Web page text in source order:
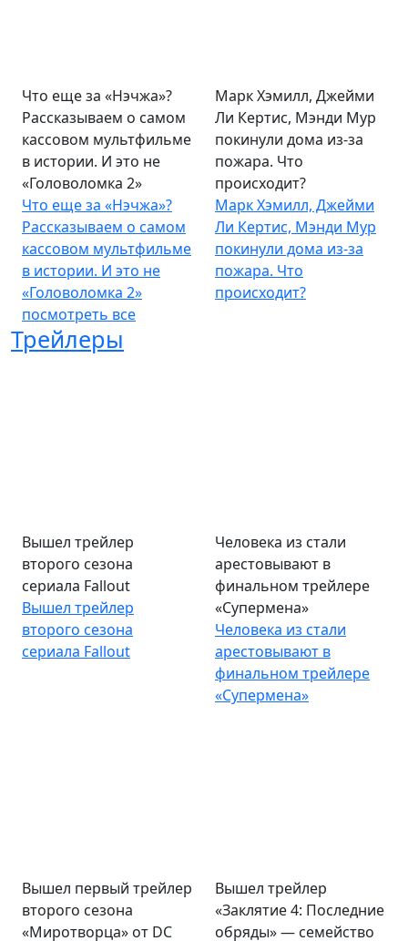
Что еще за «Нэчжа»?
Рассказываем о самом
кассовом мультфильме
в истории. И это не
«Головоломка 2»
Что еще за «Нэчжа»?
Рассказываем о самом
кассовом мультфильме
в истории. И это не
«Головоломка 2»
Марк Хэмилл, Джейми
Ли Кертис, Мэнди Мур
покинули дома из-за
пожара. Что
происходит?
Марк Хэмилл, Джейми
Ли Кертис, Мэнди Мур
покинули дома из-за
пожара. Что
происходит?
посмотреть все
Трейлеры
Вышел трейлер
второго сезона
сериала Fallout
Вышел трейлер
второго сезона
сериала Fallout
Человека из стали
арестовывают в
финальном трейлере
«Супермена»
Человека из стали
арестовывают в
финальном трейлере
«Супермена»
Вышел первый трейлер
второго сезона
«Миротворца» от DC
Вышел трейлер
«Заклятие 4: Последние
обряды» — семейство